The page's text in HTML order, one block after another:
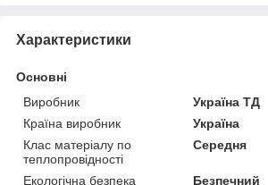
Характеристики
Основні
Виробник
Україна ТД
Країна виробник
Україна
Клас матеріалу по
теплопровідності
Середня
Екологічна безпека
Безпечний